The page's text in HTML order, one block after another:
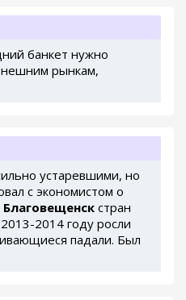
банкет нужно
рынкам,
устаревшими, но
с экономистом о
стран
2014 году росли
падали. Был